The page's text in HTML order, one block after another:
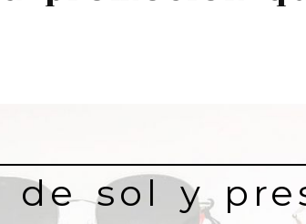
de sol y